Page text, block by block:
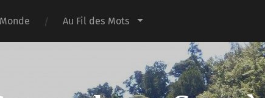
Au Fil des Mots